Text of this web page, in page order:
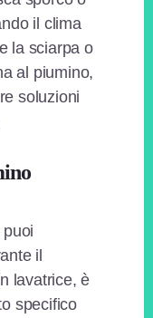
il clima
la sciarpa o
al piumino,
soluzioni
il
lavatrice, è
specifico